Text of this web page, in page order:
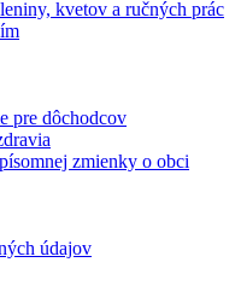
kvetov a ručných prác
pre dôchodcov
zmienky o obci
údajov